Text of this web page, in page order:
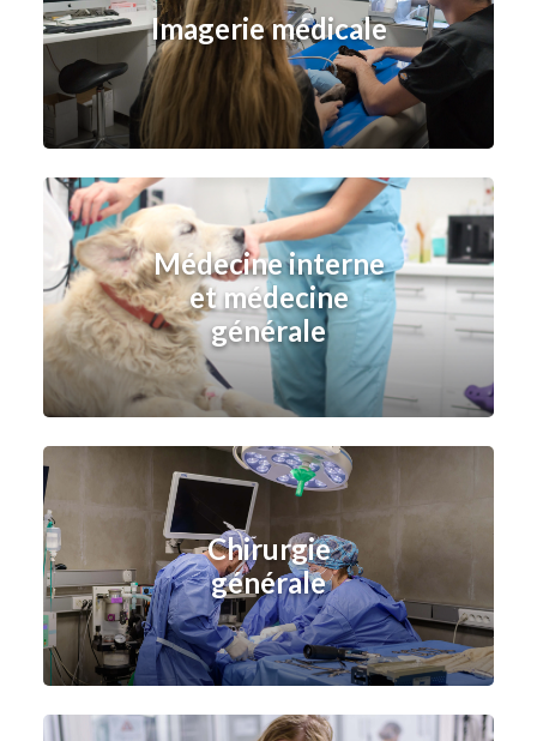
Imagerie médicale
Médecine interne
et médecine
générale
Chirurgie
générale